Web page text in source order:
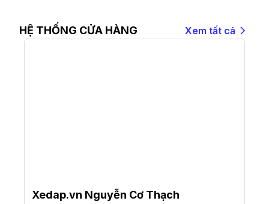
HỆ THỐNG CỬA HÀNG Xem tất cả
Xedap.vn Nguyễn Cơ Thạch